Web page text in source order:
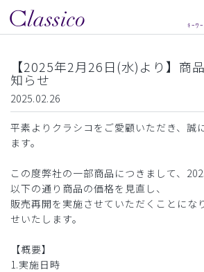
【2025年2月26日(水)より】商
知らせ
2025.02.26
平素よりクラシコをご愛顧いただき、誠
ます。
この度弊社の一部商品につきまして、
以下の通り商品の価格を見直し、
販売再開を実施させていただくことにな
せいたします。
【概要】
1.実施日時